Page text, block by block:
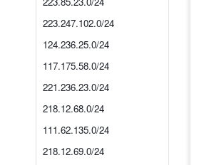
223.247.102.0/24
124.236.25.0/24
117.175.58.0/24
221.236.23.0/24
218.12.68.0/24
111.62.135.0/24
218.12.69.0/24